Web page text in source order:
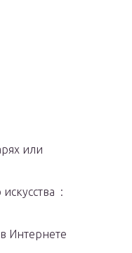
или
:
Интернете